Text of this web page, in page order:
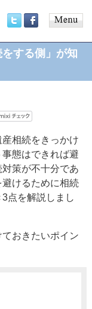
menu
する側」が知
相続をきっかけ
態はできれば避
策が不十分であ
けるために相続
点を解説しまし
おきたいポイン